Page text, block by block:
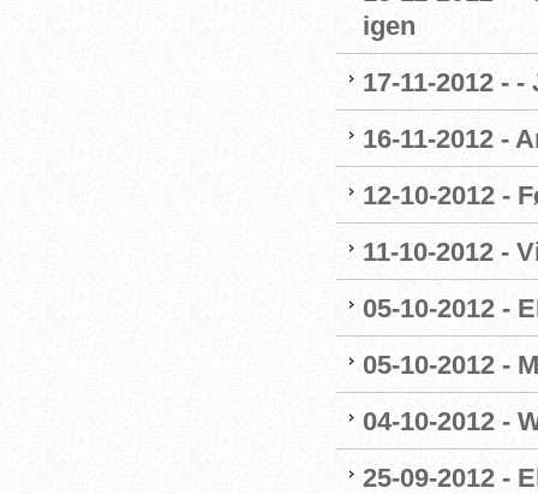
igen
17-11-2012 -
16-11-2012 -
12-10-2012 -
11-10-2012 -
05-10-2012 -
05-10-2012 -
04-10-2012 -
25-09-2012 -